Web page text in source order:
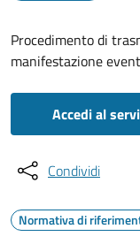
Procedimento di
manifestazione
Accedi al
Condividi
Normativa di